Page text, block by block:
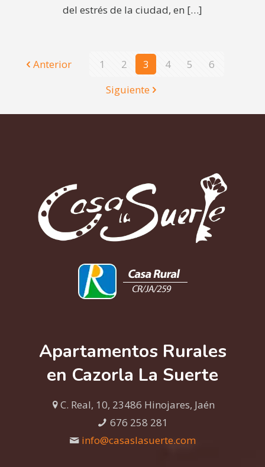
del estrés de la ciudad, en […]
Anterior 1 2 3 4 5
6
Siguiente
Apartamentos Rurales
en Cazorla La Suerte
C. Real, 10, 23486 Hinojares, Jaén
676 258 281
info@casaslasuerte.com